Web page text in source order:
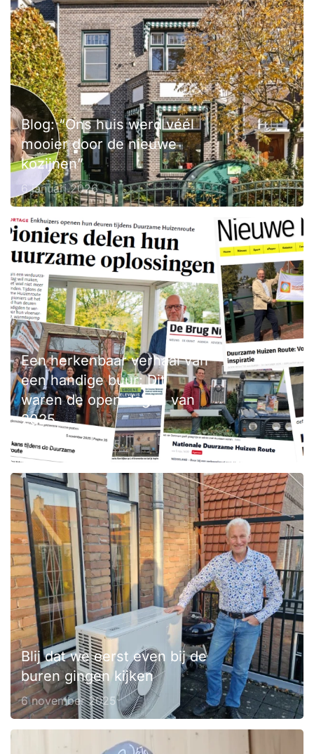
Blog: “Ons huis werd véél
mooier door de nieuwe
kozijnen”
6 januari 2026
Een herkenbaar verhaal van
een handige buur: Dit
waren de open dagen van
2025
17 december 2025
Blij dat we eerst even bij de
buren gingen kijken
6 november 2025